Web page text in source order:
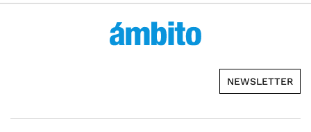
NEWSLETTER